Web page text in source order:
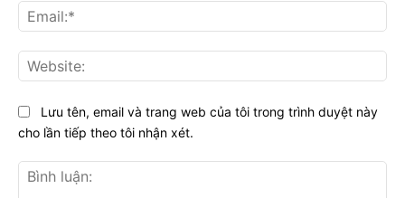
Lưu tên, email và trang web của tôi trong trình duyệt này
cho lần tiếp theo tôi nhận xét.